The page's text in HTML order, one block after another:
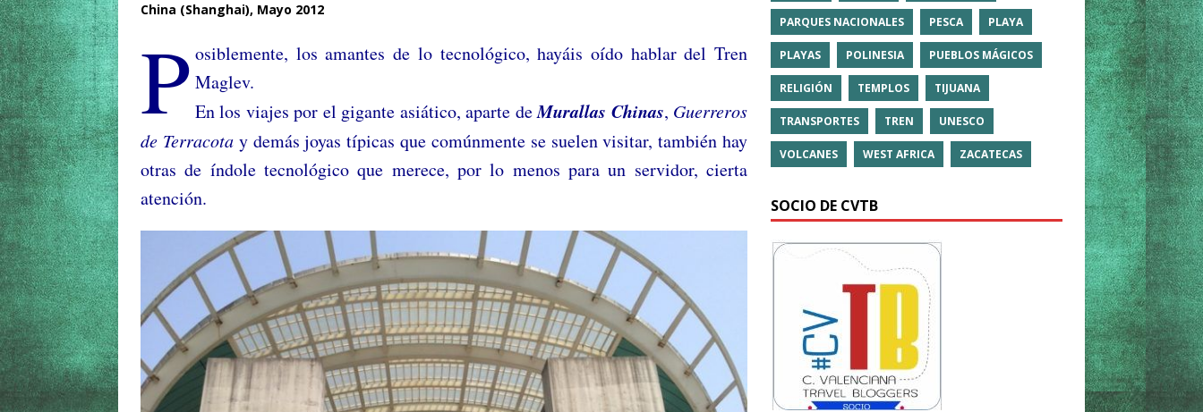
China (Shanghai), Mayo 2012
P osiblemente, los amantes de lo tecnológico, hayáis oído hablar del Tren
Maglev.
En los viajes por el gigante asiático, aparte deMurallas Chinas, Guerreros
de Terracotay demás joyas típicas que comúnmente se suelen visitar, también hay
otras de índole tecnológico que merece, por lo menos para un servidor, cierta
atención.
PARQUES NACIONALES PESCA PLAYA
PLAYAS POLINESIA PUEBLOS MÁGICOS
RELIGIÓN TEMPLOS TIJUANA
TRANSPORTES TREN UNESCO
VOLCANES WEST AFRICA ZACATECAS
SOCIO DE CVTB